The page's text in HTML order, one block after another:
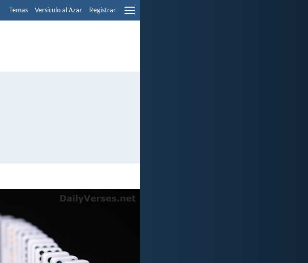
Temas Versículo al Azar Registrar